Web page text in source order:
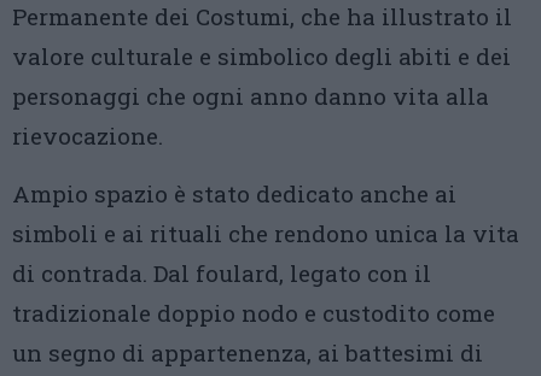
Permanente dei Costumi, che ha illustrato il
valore culturale e simbolico degli abiti e dei
personaggi che ogni anno danno vita alla
rievocazione.
Ampio spazio è stato dedicato anche ai
simboli e ai rituali che rendono unica la vita
di contrada. Dal foulard, legato con il
tradizionale doppio nodo e custodito come
un segno di appartenenza, ai battesimi di